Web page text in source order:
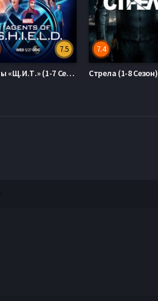
7.5
Агенты «Щ.И.Т.» (1-7 Сезон)
7.4
Стрела (1-8 Сезон)